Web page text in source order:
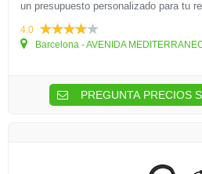
un presupuesto personalizado para tu
4.0
Barcelona - AVENIDA
PREGUNTA PRECIOS